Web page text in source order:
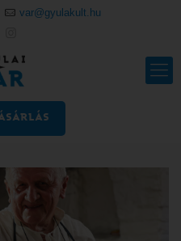
var@gyulakult.hu